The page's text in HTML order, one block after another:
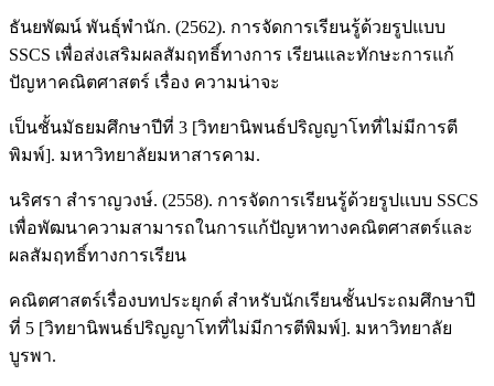
ธันยพัฒน์ พันธุ์พำนัก. (2562). การจัดการเรียนรู้ด้วยรูปแบบ
SSCS เพื่อส่งเสริมผลสัมฤทธิ์ทางการ เรียนและทักษะการแก้
ปัญหาคณิตศาสตร์ เรื่อง ความน่าจะ
เป็นชั้นมัธยมศึกษาปีที่ 3 [วิทยานิพนธ์ปริญญาโทที่ไม่มีการตี
พิมพ์]. มหาวิทยาลัยมหาสารคาม.
นริศรา สำราญวงษ์. (2558). การจัดการเรียนรู้ด้วยรูปแบบ SSCS
เพื่อพัฒนาความสามารถในการแก้ปัญหาทางคณิตศาสตร์และ
ผลสัมฤทธิ์ทางการเรียน
คณิตศาสตร์เรื่องบทประยุกต์ สำหรับนักเรียนชั้นประถมศึกษาปี
ที่ 5 [วิทยานิพนธ์ปริญญาโทที่ไม่มีการตีพิมพ์]. มหาวิทยาลัย
บูรพา.